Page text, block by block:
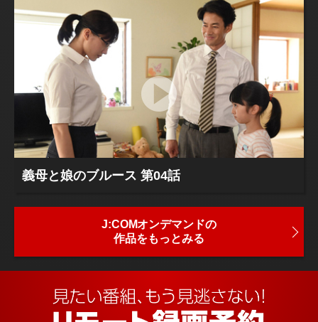
義母と娘のブルース 第04話
J:COMオンデマンドの
作品をもっとみる